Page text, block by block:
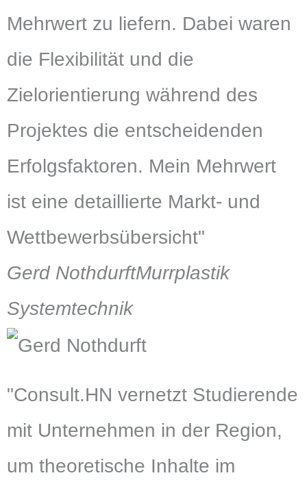
Mehrwert zu liefern. Dabei waren
die Flexibilität und die
Zielorientierung während des
Projektes die entscheidenden
Erfolgsfaktoren. Mein Mehrwert
ist eine detaillierte Markt- und
Wettbewerbsübersicht"
Gerd NothdurftMurrplastik
Systemtechnik
"Consult.HN vernetzt Studierende
mit Unternehmen in der Region,
um theoretische Inhalte im